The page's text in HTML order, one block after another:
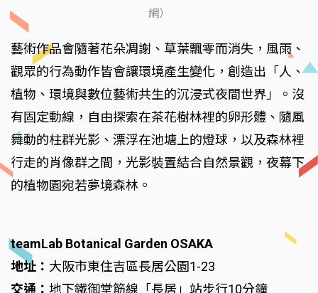
網）
藝術作品會隨著花朵凋謝、草葉飄零而消失，風雨、
觀眾的行為動作皆會讓環境產生變化，創造出「人、
植物、環境與數位藝術共生的沉浸式夜間世界」。沒
有固定動線，自由探索在茶花樹林裡的卵形體、隨風
舞動的柱群光影、漂浮在池塘上的燈球，以及森林裡
行走的肖像群之間，光影裝置結合自然景觀，夜幕下
的植物園宛若夢境森林。
teamLab Botanical Garden OSAKA
地址： 大阪市東住吉區長居公園1-23
交通： 地下鐵御堂筋線「長居」站步行10分鐘